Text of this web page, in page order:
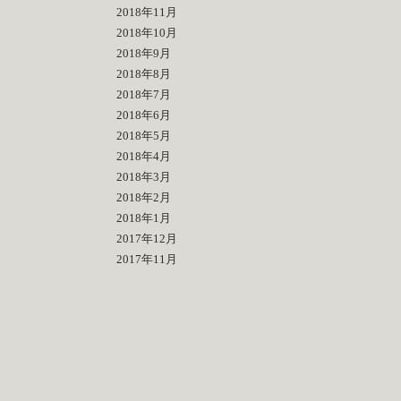
2018年11月
2018年10月
2018年9月
2018年8月
2018年7月
2018年6月
2018年5月
2018年4月
2018年3月
2018年2月
2018年1月
2017年12月
2017年11月